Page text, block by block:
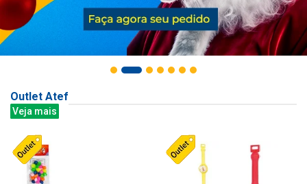
Outlet Atef
Veja mais